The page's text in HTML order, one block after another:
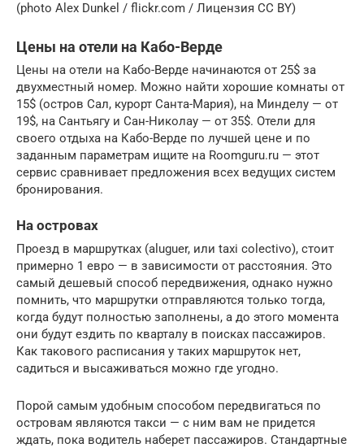
(photo Alex Dunkel / flickr.com / Лицензия CC BY)
Цены на отели на Кабо-Верде
Цены на отели на Кабо-Верде начинаются от 25$ за
двухместный номер. Можно найти хорошие комнаты от
15$ (остров Сал, курорт Санта-Мария), на Минделу — от
19$, на Сантьягу и Сан-Николау — от 35$. Отели для
своего отдыха на Кабо-Верде по лучшей цене и по
заданным параметрам ищите на Roomguru.ru — этот
сервис сравнивает предложения всех ведущих систем
бронирования.
На островах
Проезд в маршрутках (aluguer, или taxi colectivo), стоит
примерно 1 евро — в зависимости от расстояния. Это
самый дешевый способ передвижения, однако нужно
помнить, что маршрутки отправляются только тогда,
когда будут полностью заполнены, а до этого момента
они будут ездить по кварталу в поисках пассажиров.
Как такового расписания у таких маршруток нет,
садиться и высаживаться можно где угодно.
Порой самым удобным способом передвигаться по
островам являются такси — с ним вам не придется
ждать, пока водитель наберет пассажиров. Стандартные